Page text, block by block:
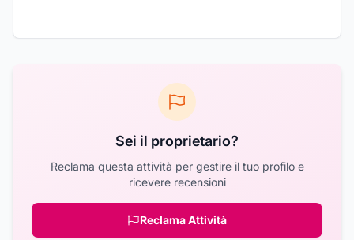
Sei il proprietario?
Reclama questa attività per gestire il tuo profilo e
ricevere recensioni
Reclama Attività